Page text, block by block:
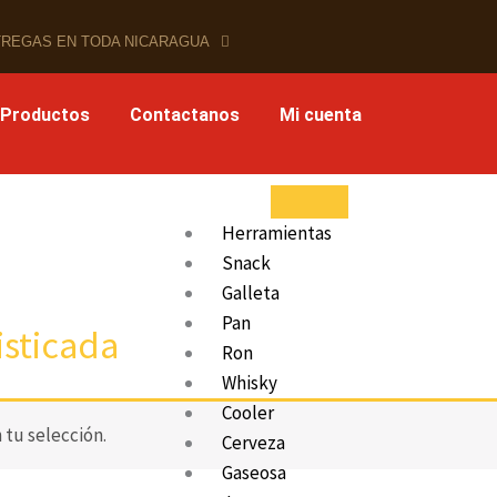
EN TODA NICARAGUA
Contactanos Mi cuenta
Herramientas
Snack
Galleta
Pan
Ron
Whisky
Cooler
Cerveza
Gaseosa
tu selección.